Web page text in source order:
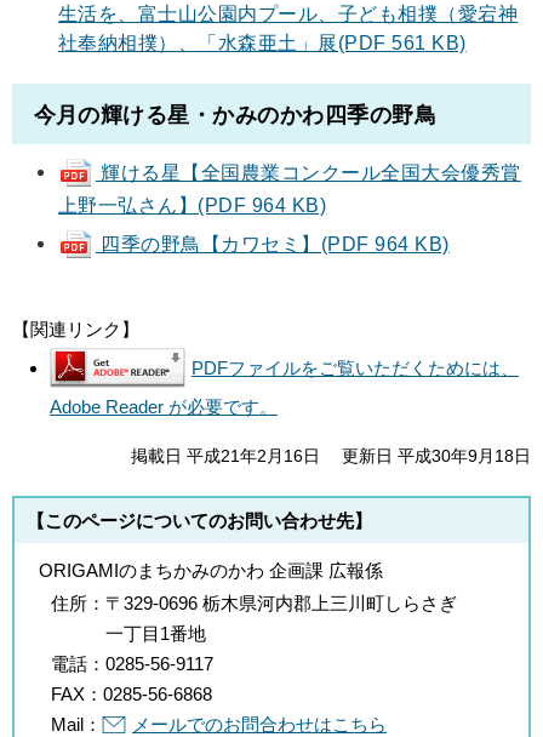
生活を、富士山公園内プール、子ども相撲（愛宕神
社奉納相撲）、「水森亜土」展(PDF 561 KB)
今月の輝ける星・かみのかわ四季の野鳥
輝ける星【全国農業コンクール全国大会優秀賞
上野一弘さん】(PDF 964 KB)
四季の野鳥【カワセミ】(PDF 964 KB)
【関連リンク】
PDFファイルをご覧いただくためには、
Adobe Reader が必要です。
掲載日 平成21年2月16日 更新日 平成30年9月18日
【このページについてのお問い合わせ先】
ORIGAMIのまちかみのかわ 企画課 広報係
住所： 〒329-0696 栃木県河内郡上三川町しらさぎ
一丁目1番地
電話： 0285-56-9117
FAX： 0285-56-6868
Mail：
メールでのお問合わせはこちら